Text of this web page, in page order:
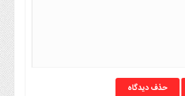
حذف دیدگاه